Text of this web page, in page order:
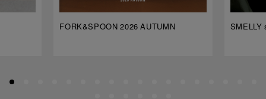
FORK&SPOON 2026 AUTUMN SMELLY